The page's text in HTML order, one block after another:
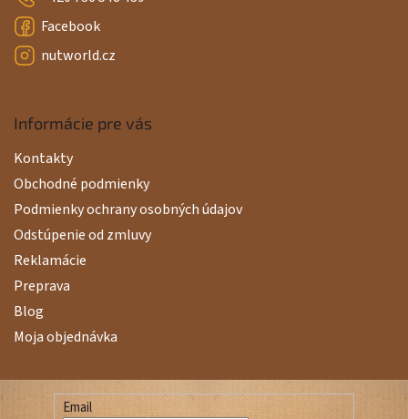
Facebook
nutworld.cz
Informácie pre vás
Kontakty
Obchodné podmienky
Podmienky ochrany osobných údajov
Odstúpenie od zmluvy
Reklamácie
Preprava
Blog
Moja objednávka
Email